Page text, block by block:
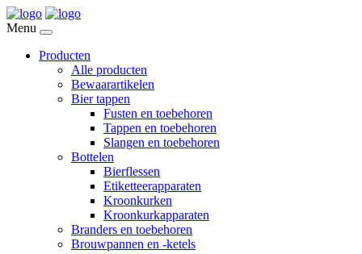
Menu
Producten
Alle producten
Bewaarartikelen
Bier tappen
Fusten en toebehoren
Tappen en toebehoren
Slangen en toebehoren
Bottelen
Bierflessen
Etiketteerapparaten
Kroonkurken
Kroonkurkapparaten
Branders en toebehoren
Brouwpannen en -ketels